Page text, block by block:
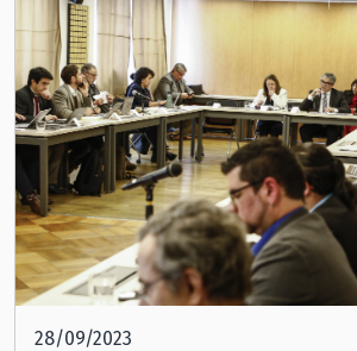
28/09/2023